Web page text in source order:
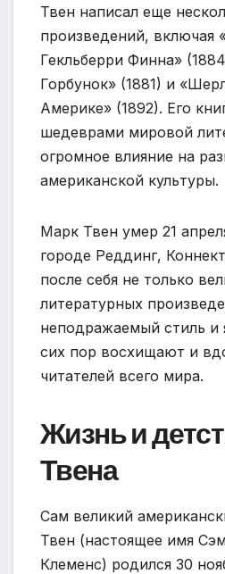
Твен написал еще
произведений, включая
Гекльберри Финна»
Горбунок» (1881) и
Америке» (1892). Его
шедеврами мировой
огромное влияние на
американской культуры.
Марк Твен умер 21
городе Реддинг,
после себя не только
литературных
неподражаемый стиль и
сих пор восхищают и
читателей всего мира.
Жизнь и
Твена
Сам великий
Твен (настоящее имя
Клеменс) родился 30